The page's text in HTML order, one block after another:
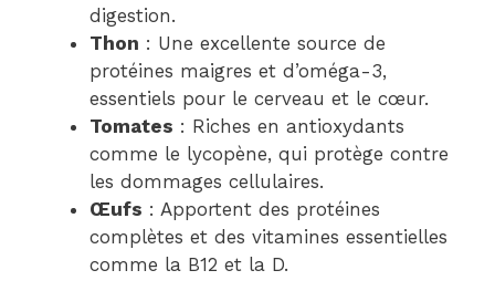
digestion.
Thon : Une excellente source de
protéines maigres et d’oméga-3,
essentiels pour le cerveau et le cœur.
Tomates : Riches en antioxydants
comme le lycopène, qui protège contre
les dommages cellulaires.
Œufs : Apportent des protéines
complètes et des vitamines essentielles
comme la B12 et la D.